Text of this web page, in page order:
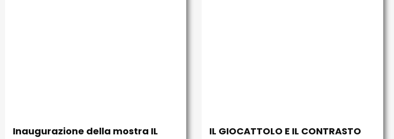
Inaugurazione della mostra IL
IL GIOCATTOLO E IL CONTRASTO